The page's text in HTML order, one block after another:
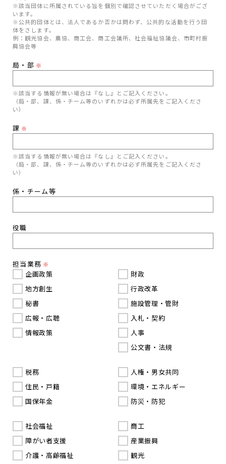
※該当団体に所属されている旨を個別で確認させていただく場合がござ
います。
※公共的団体とは、法人であるか否かは問わず、公共的な活動を行う団
体をさします。
例：観光協会、農協、商工会、商工会議所、社会福祉協議会、市町村振
興協会等
局・部 ※
※該当する情報が無い場合は『なし』とご記入ください。
（局・部、課、係・チーム等のいずれかは必ず所属先をご記入くださ
い）
課 ※
※該当する情報が無い場合は『なし』とご記入ください。
（局・部、課、係・チーム等のいずれかは必ず所属先をご記入くださ
い）
係・チーム等
役職
担当業務 ※
企画政策
地方創生
秘書
広報・広聴
情報政策
財政
行政改革
施設管理・管財
入札・契約
人事
公文書・法規
税務
住民・戸籍
国保年金
人権・男女共同
環境・エネルギー
防災・防犯
社会福祉
障がい者支援
介護・高齢福祉
商工
産業振興
観光